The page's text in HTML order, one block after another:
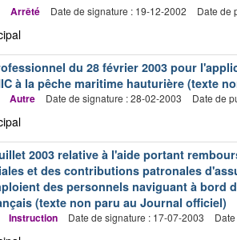
Arrêté Date de signature : 19-12-2002 Date de
du 28 février 2003 pour
à la pêche maritime hauturière (texte
Autre Date de signature : 28-02-2003 Date de
2003 relative à l'aide portant
et des contributions patronales
des personnels naviguant à bord
(texte non paru au Journal officiel)
Instruction Date de signature : 17-07-2003